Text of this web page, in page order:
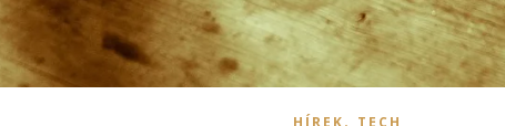
HÍREK, TECH